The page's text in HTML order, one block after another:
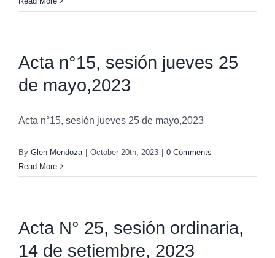
Acta n°15, sesión jueves 25
de mayo,2023
Acta n°15, sesión jueves 25 de mayo,2023
By Glen Mendoza October 20th, 2023
0 Comments
Read More
Acta N° 25, sesión ordinaria,
14 de setiembre, 2023